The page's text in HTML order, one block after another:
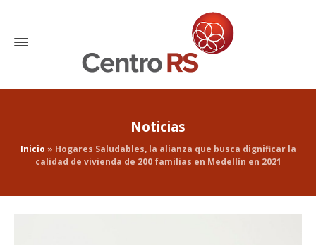
Noticias
Inicio » Hogares Saludables, la alianza que busca dignificar la
calidad de vivienda de 200 familias en Medellín en 2021